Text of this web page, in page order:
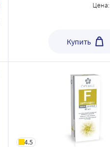
Цена:
Купить
4.5